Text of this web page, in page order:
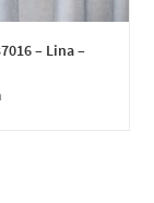
– Lina –